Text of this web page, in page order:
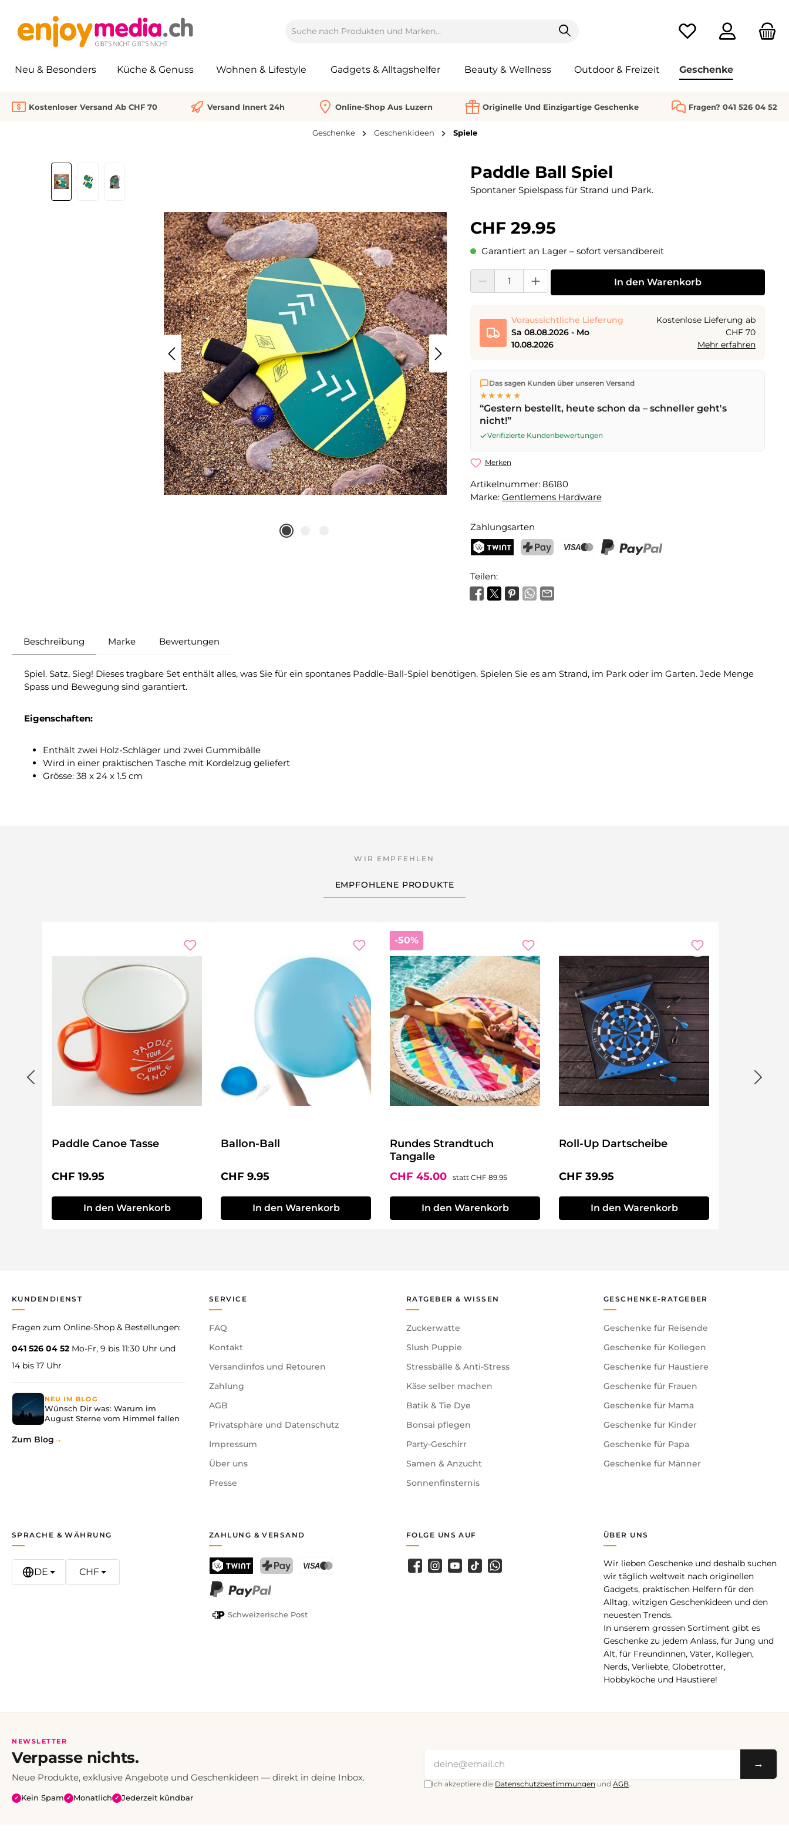
Du hast 0 Produkte
Neu & Besonders Küche & Genuss Wohnen & Lifestyle Gadgets & Alltagshelfer Beauty & Wellness Outdoor & Freizeit Geschenke
Kostenloser Versand Ab CHF 70 Versand Innert 24h Online-Shop Aus Luzern Originelle Und Einzigartige Geschenke Fragen? 041 526 04 52
Geschenke Geschenkideen Spiele
Bildergalerie überspringen Paddle Ball Spiel
Spontaner Spielspass für Strand und Park.
CHF 29.95
Garantiert an Lager – sofort versandbereit
Produkt Anzahl: Gib den gewünschten Wert ein oder benutze die Schaltflächen um die
In den Warenkorb
Voraussichtliche Lieferung
Sa 08.08.2026 - Mo
10.08.2026
Kostenlose Lieferung ab
CHF 70
Mehr erfahren
Wir versenden direkt aus unserem Lager in Kriens. Ab
die Lieferung kostenlos. Bestellungen bis
noch am selben Tag versendet – Zustellung am
Werktagmit der Schweizerischen Post. Samstagszustellung am
Sa 08.08.2026
Das sagen Kunden über unseren Versand
★★★★★
“Gestern bestellt, heute schon da – schneller geht's
nicht!”
Verifizierte Kundenbewertungen
Merken
Artikelnummer: 86180
Marke: Gentlemens Hardware
Zahlungsarten
Teilen:
Beschreibung Marke Bewertungen
Spiel. Satz, Sieg! Dieses tragbare Set enthält alles, was Sie für ein spontanes Paddle-Ball-Spiel benötigen. Spielen Sie es am Strand, im Park oder im Garten. Jede Menge
Spass und Bewegung sind garantiert.
Eigenschaften:
Enthält zwei Holz-Schläger und zwei Gummibälle
Wird in einer praktischen Tasche mit Kordelzug geliefert
Grösse: 38 x 24 x 1.5 cm
EMPFOHLENE PRODUKTE
Paddle Canoe Tasse
Regulärer Preis:
CHF 19.95
In den Warenkorb
Ballon-Ball
Regulärer Preis:
CHF 9.95
In den Warenkorb
-50%Rabatt
Rundes Strandtuch
Tangalle
Verkaufspreis:
CHF 45.00 statt Regulärer Preis:
CHF 89.95
In den Warenkorb
Roll-Up Dartscheibe
Regulärer Preis:
CHF 39.95
In den Warenkorb
KUNDENDIENST
Fragen zum Online-Shop & Bestellungen:
041 526 04 52 Mo-Fr, 9 bis 11:30 Uhr und
14 bis 17 Uhr
NEU IM BLOG
Wünsch Dir was: Warum im
August Sterne vom Himmel fallen
Zum Blog
SERVICE
FAQ
Kontakt
Versandinfos und Retouren
Zahlung
AGB
Privatsphäre und Datenschutz
Impressum
Über uns
Presse
RATGEBER & WISSEN
Zuckerwatte
Slush Puppie
Stressbälle & Anti-Stress
Käse selber machen
Batik & Tie Dye
Bonsai pflegen
Party-Geschirr
Samen & Anzucht
Sonnenfinsternis
GESCHENKE-RATGEBER
Geschenke für Reisende
Geschenke für Kollegen
Geschenke für Haustiere
Geschenke für Frauen
Geschenke für Mama
Geschenke für Kinder
Geschenke für Papa
Geschenke für Männer
ÜBER UNS
Wir lieben Geschenke und deshalb suchen
wir täglich weltweit nach originellen
Gadgets, praktischen Helfern für den
Alltag, witzigen Geschenkideen und den
neuesten Trends.
In unserem grossen Sortiment gibt es
Geschenke zu jedem Anlass, für Jung und
Alt, für Freundinnen, Väter, Kollegen,
Nerds, Verliebte, Globetrotter,
Hobbyköche und Haustiere!
ZAHLUNG & VERSAND
TWINT
Schweizerische Post
SPRACHE & WÄHRUNG
DE CHF
FOLGE UNS AUF
Facebook
Instagram
YouTubeTikTokWhatsApp
NEWSLETTER
Verpasse nichts.
Neue Produkte, exklusive Angebote und Geschenkideen — direkt in deine Inbox.
✓ Kein Spam ✓ Monatlich ✓ Jederzeit kündbar
→
Ich akzeptiere die Datenschutzbestimmungen undAGB